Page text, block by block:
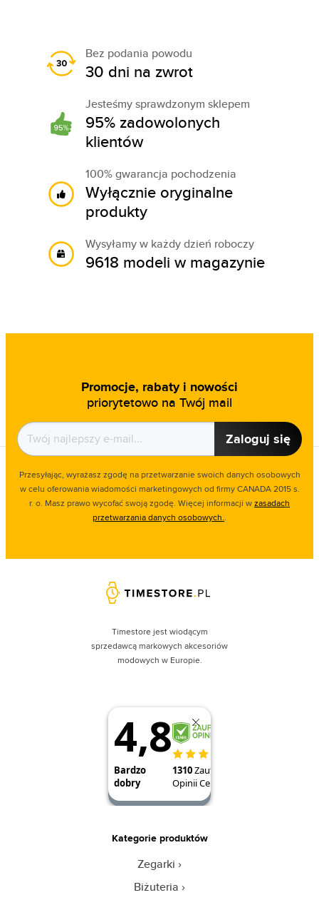
Bez podania powodu
30 dni na zwrot
Jesteśmy sprawdzonym sklepem
95% zadowolonych
klientów
100% gwarancja pochodzenia
Wyłącznie oryginalne
produkty
Wysyłamy w każdy dzień roboczy
9618 modeli w magazynie
Promocje, rabaty i nowości
priorytetowo na Twój mail
Zaloguj się
Przesyłając, wyrażasz zgodę na przetwarzanie swoich danych osobowych
w celu oferowania wiadomości marketingowych od firmy CANADA 2015 s.
r. o. Masz prawo wycofać swoją zgodę. Więcej informacji wzasadach
przetwarzania danych osobowych..
Timestore jest wiodącym
sprzedawcą markowych akcesoriów
modowych w Europie.
Kategorie produktów
Zegarki
Biżuteria